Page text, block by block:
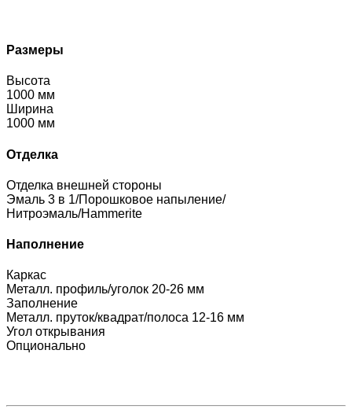
Размеры
Высота
1000 мм
Ширина
1000 мм
Отделка
Отделка внешней стороны
Эмаль 3 в 1/Порошковое напыление/
Нитроэмаль/Hammerite
Наполнение
Каркас
Металл. профиль/уголок 20-26 мм
Заполнение
Металл. пруток/квадрат/полоса 12-16 мм
Угол открывания
Опционально